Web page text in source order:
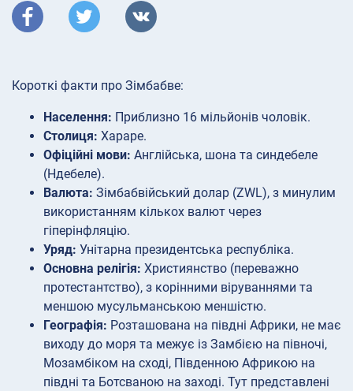
Короткі факти про Зімбабве:
Населення: Приблизно 16 мільйонів чоловік.
Столиця: Хараре.
Офіційні мови: Англійська, шона та синдебеле
(Ндебеле).
Валюта: Зімбабвійський долар (ZWL), з минулим
використанням кількох валют через
гіперінфляцію.
Уряд: Унітарна президентська республіка.
Основна релігія: Християнство (переважно
протестантство), з корінними віруваннями та
меншою мусульманською меншістю.
Географія: Розташована на півдні Африки, не має
виходу до моря та межує із Замбією на півночі,
Мозамбіком на сході, Південною Африкою на
півдні та Ботсваною на заході. Тут представлені